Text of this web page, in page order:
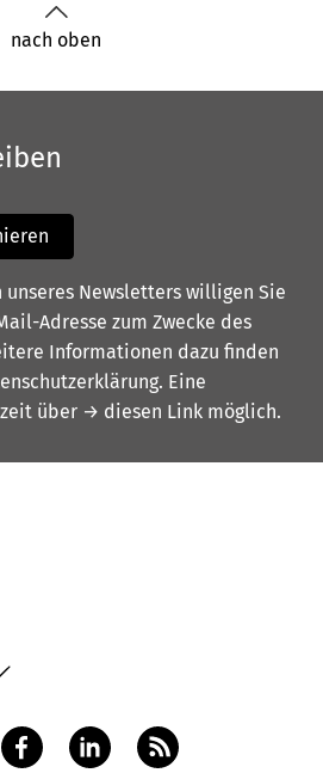
nach oben
Newsletters willigen Sie
Adresse zum Zwecke des
Informationen dazu finden
. Eine
über → diesen Link möglich.